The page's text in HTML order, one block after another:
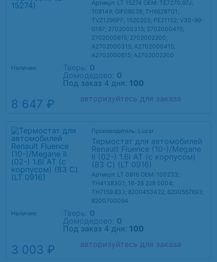
Артикул: LT 15274 OEM: TE7270.97J;
108149; GIF08038; TH66297G1;
TVZ1295PF; 1520205; PE21152; V30-99-
0197; 2702000315; 2702000415;
2702000615; 2702002200;
A2702000315; A2702000415;
A2702000615; A2702002200
Наличие:
Тверь: 0
Домодедово: 0
Под заказ 4 дня: 100
8 647 ₽ авторизуйтесь для заказа
Производитель: Luzar
Термостат для автомобилей
Renault Fluence (10-)/Megane
II (02-) 1.6i AT (c корпусом)
(83 С) (LT 0916)
Артикул: LT 0916 OEM: 100233;
TH41383G1; 16-28 228 0004;
TH7159.83J; 8200453422; 8200557693;
8200700094
Наличие:
Тверь: 0
Домодедово: 0
Под заказ 4 дня: 100
3 003 ₽ авторизуйтесь для заказа